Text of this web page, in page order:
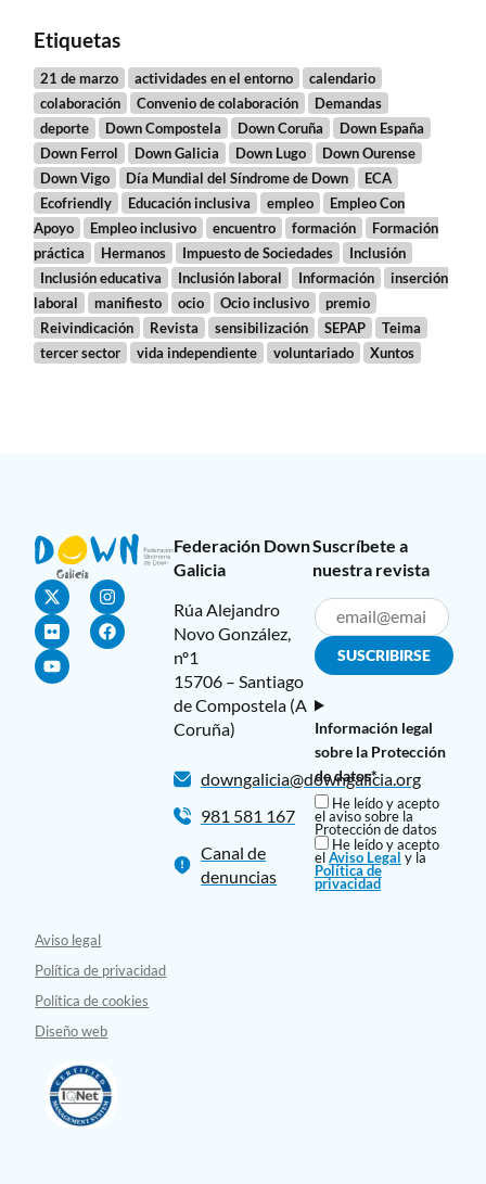
Etiquetas
21 de marzo actividades en el entorno
calendario
colaboración
Convenio de colaboración
Demandas
deporte
Down Compostela Down Coruña
Down España
Down Ferrol
Down Galicia Down Lugo
Down Ourense
Down Vigo
Día Mundial del Síndrome de Down
ECA
Ecofriendly
Educación inclusiva empleo
Empleo Con
Apoyo
Empleo inclusivo encuentro formación
Formación
práctica
Hermanos Impuesto de Sociedades
Inclusión
Inclusión educativa
Inclusión laboral Información
inserción
laboral
manifiesto ocio Ocio inclusivo
premio
Reivindicación
Revista sensibilización SEPAP
Teima
tercer sector
vida independiente voluntariado Xuntos
Federación Down
Galicia
Rúa Alejandro
Novo González,
nº1
15706 – Santiago
de Compostela (A
Coruña)
downgalicia@downgalicia.org
981 581 167
Canal de
denuncias
Suscríbete a
nuestra revista
Información legal
sobre la Protección
de datos*
He leído y acepto
el aviso sobre la
Protección de datos
He leído y acepto
elAviso Legal y la
Política de
privacidad
Aviso legal
Política de privacidad
Política de cookies
Diseño web